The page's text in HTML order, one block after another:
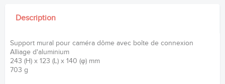
Description
Support mural pour caméra dôme avec boîte de connexion
Alliage d'aluminium
243 (H) x 123 (L) x 140 (φ) mm
703 g